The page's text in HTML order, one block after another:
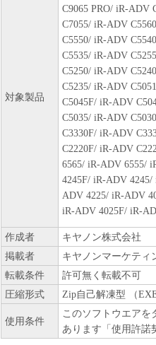
THIS WARRANTY GIVES YOU
HAVE OTHER RIGHTS WHICH
JURISDICTION TO
NEITHER CANON, CANON'S
DISTRIBUTORS, OR DEALERS
THE FUNCTIONS CONTAINED
REQUIREMENTS OR THAT
UNINTERRUPTED OR ERROR
[NO LIABILITY FOR
CANON'S SUBSIDIARIES OR
OR CANON'S LICENSORS BE
(INCLUDING WITHOUT
COMPENSATORY, INCIDENTAL
OUT OF THE SOFTWARE, USE
SOFTWARE EVEN IF EITHER
AFFILIATES, THEIR
HAVE BEEN ADVISED OF THE
STATES OR LEGAL
EXCLUSION OF LIABILITY
対象製品
C9065 PRO/ iR-ADV
C7055/ iR-ADV
C5550/ iR-ADV
C5535/ iR-ADV
C5250/ iR-ADV
C5235/ iR-ADV
C5045F/ iR-ADV
C5035/ iR-ADV
C3330F/ iR-ADV
C2220F/ iR-ADV
6565/ iR-ADV 6555/
4245F/ iR-ADV
ADV 4225/ iR-ADV
iR-ADV 4025F/ iR-
作成者
キヤノン株式会社
掲載者
キヤノンマーケティ
転載条件
許可無く転載不可
圧縮形式
Zip自己解凍型 （
使用条件
このソフトウエアを
あります「使用許諾